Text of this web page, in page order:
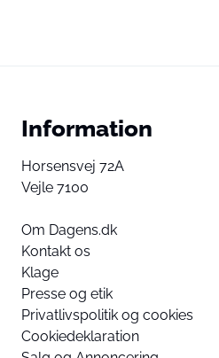
Information
Horsensvej 72A
Vejle 7100
Om Dagens.dk
Kontakt os
Klage
Presse og etik
Privatlivspolitik og cookies
Cookiedeklaration